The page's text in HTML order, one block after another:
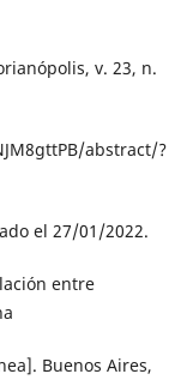
v. 23, n.
abstract/?
el 27/01/2022.
entre
Buenos Aires,